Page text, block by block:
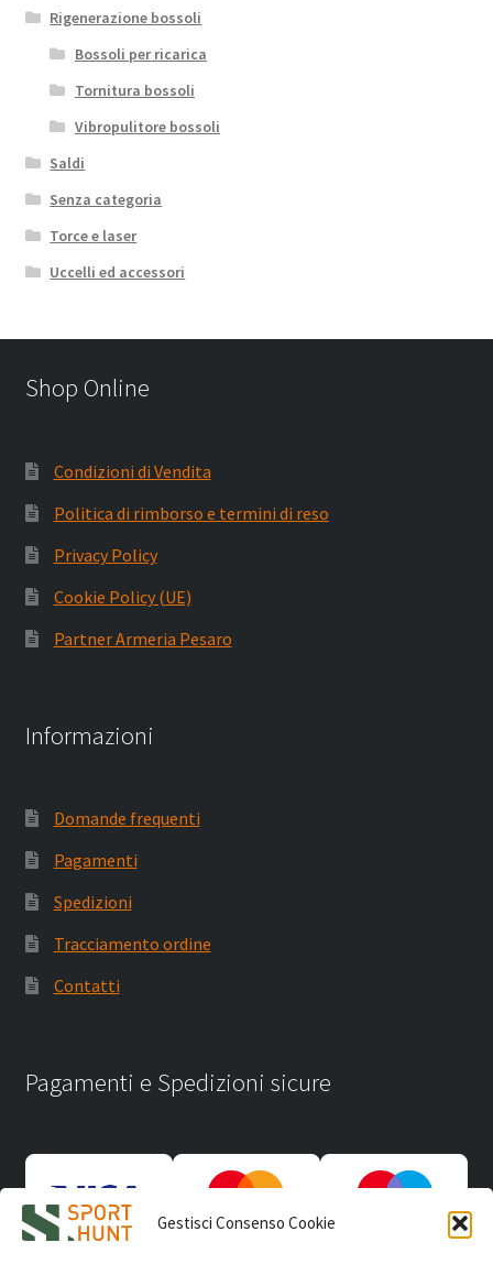
Gestisci Consenso Cookie
Rigenerazione bossoli
Bossoli per ricarica
Tornitura bossoli
Vibropulitore bossoli
Saldi
Senza categoria
Torce e laser
Uccelli ed accessori
Shop Online
Condizioni di Vendita
Politica di rimborso e termini di reso
Privacy Policy
Cookie Policy (UE)
Partner Armeria Pesaro
Informazioni
Domande frequenti
Pagamenti
Spedizioni
Tracciamento ordine
Contatti
Pagamenti e Spedizioni sicure